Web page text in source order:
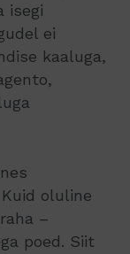
isegi
ei
kaaluga,
oluline
–
poed. Siit